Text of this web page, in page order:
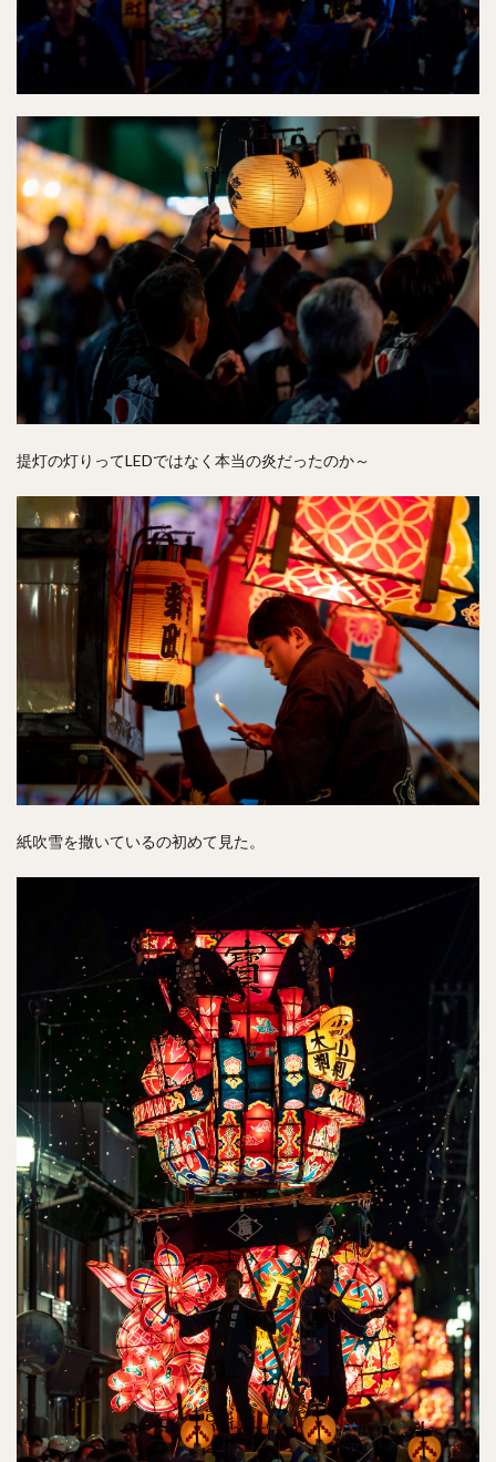
提灯の灯りってLEDではなく本当の炎だったのか～
紙吹雪を撒いているの初めて見た。